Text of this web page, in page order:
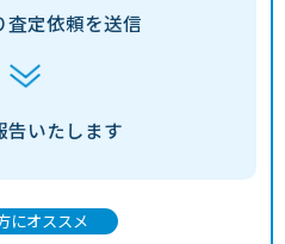
査定依頼を送信
告いたします
にオススメ